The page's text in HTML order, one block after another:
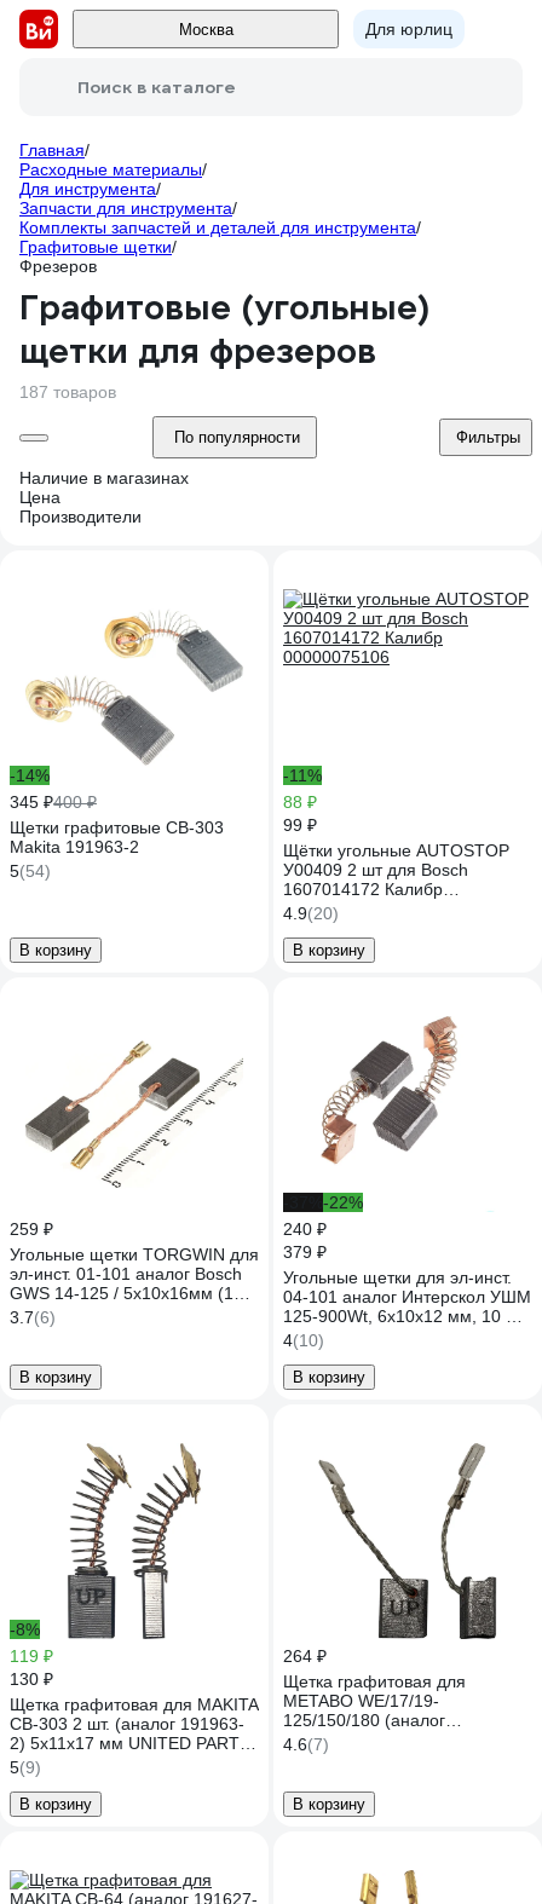
Москва Для юрлиц
Поиск в каталоге
Главная/
Расходные материалы/
Для инструмента/
Запчасти для инструмента/
Комплекты запчастей и деталей для инструмента/
Графитовые щетки/
Фрезеров
Графитовые (угольные)
щетки для фрезеров
187 товаров
По популярности Фильтры
Наличие в магазинах
Цена
Производители
-14%
345 ₽400 ₽
Щетки графитовые CB-303
Makita 191963-2
5(54)
В корзину
-11%
88 ₽
99 ₽
Щётки угольные AUTOSTOP
У00409 2 шт для Bosch
1607014172 Калибр
00000075106
4.9(20)
В корзину
259 ₽
Угольные щетки TORGWIN для
эл-инст. 01-101 аналог Bosch
GWS 14-125 / 5х10х16мм (10
шт.) / T682686
3.7(6)
В корзину
-22%
240 ₽
379 ₽
Угольные щетки для эл-инст.
04-101 аналог Интерскол УШМ
125-900Wt, 6х10х12 мм, 10 шт
TORGWIN T525910
4(10)
В корзину
-8%
119 ₽
130 ₽
Щетка графитовая для MAKITA
СВ-303 2 шт. (аналог 191963-
2) 5x11x17 мм UNITED PARTS
90-0640
5(9)
В корзину
264 ₽
Щетка графитовая для
METABO WE/17/19-
125/150/180 (аналог
316065450) 8x12.5x15 мм
UNITED PARTS 90-0848
4.6(7)
В корзину